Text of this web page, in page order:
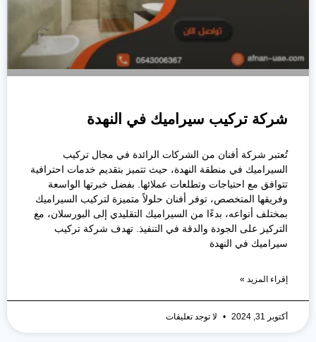
شركة تركيب سيراميك في النهدة
تُعتبر شركة أفنان من الشركات الرائدة في مجال تركيب
السيراميك في منطقة النهدة، حيث تتميز بتقديم خدمات احترافية
تتوافق مع احتياجات وتطلعات عملائها. بفضل خبرتها الواسعة
وفريقها المتخصص، توفر أفنان حلولاً متميزة لتركيب السيراميك
بمختلف أنواعه، بدءًا من السيراميك التقليدي إلى البورسلان، مع
التركيز على الجودة والدقة في التنفيذ. تهدف شركة تركيب
سيراميك في النهدة
إقراء المزيد »
أكتوبر 31, 2024 لا توجد تعليقات